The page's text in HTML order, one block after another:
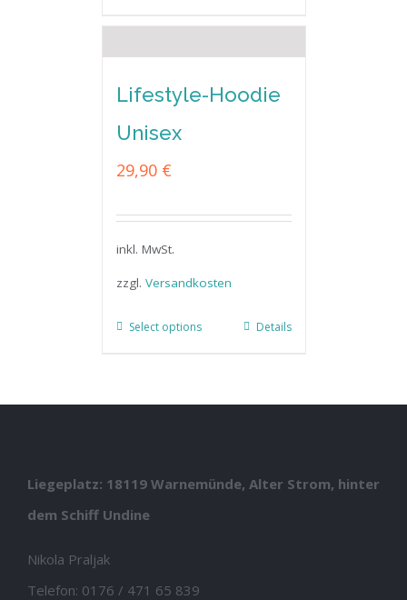
Lifestyle-Hoodie
Unisex
29,90 €
inkl. MwSt.
zzgl. Versandkosten
Select options Details
Liegeplatz: 18119 Warnemünde, Alter Strom, hinter
dem Schiff Undine
Nikola Praljak
Telefon: 0176 / 471 65 839